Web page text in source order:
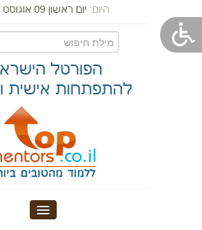
היום: יום ראשון 09 אוגוסט 2026
הפורטל
להתפתחות אישית